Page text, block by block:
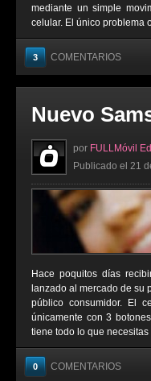
mediante un simple
celular. El único problema
3 COMENTARIOS
Nuevo
por FULLMóvil
Publicado el 21
Hace poquitos días
lanzado al mercado de su
público consumidor. El
únicamente con 3
tiene todo lo que
0 COMENTARIOS